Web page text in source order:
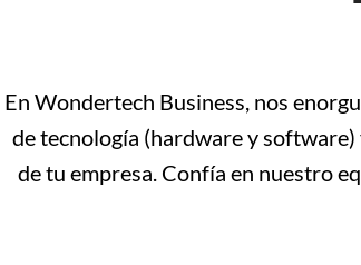
En Wondertech Business, nos
de tecnología (hardware y
de tu empresa. Confía en nuestro